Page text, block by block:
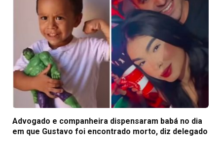
Advogado e companheira dispensaram babá no dia
em que Gustavo foi encontrado morto, diz delegado